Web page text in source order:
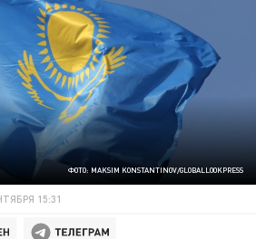
ФОТО: MAKSIM KONSTANTINOV/GLOBALLOOKPRESS
15:31